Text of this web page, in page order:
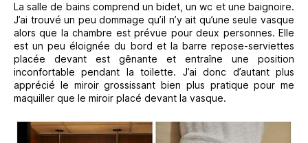
La salle de bains comprend un bidet, un wc et une baignoire.
J’ai trouvé un peu dommage qu’il n’y ait qu’une seule vasque
alors que la chambre est prévue pour deux personnes. Elle
est un peu éloignée du bord et la barre repose-serviettes
placée devant est gênante et entraîne une position
inconfortable pendant la toilette. J’ai donc d’autant plus
apprécié le miroir grossissant bien plus pratique pour me
maquiller que le miroir placé devant la vasque.